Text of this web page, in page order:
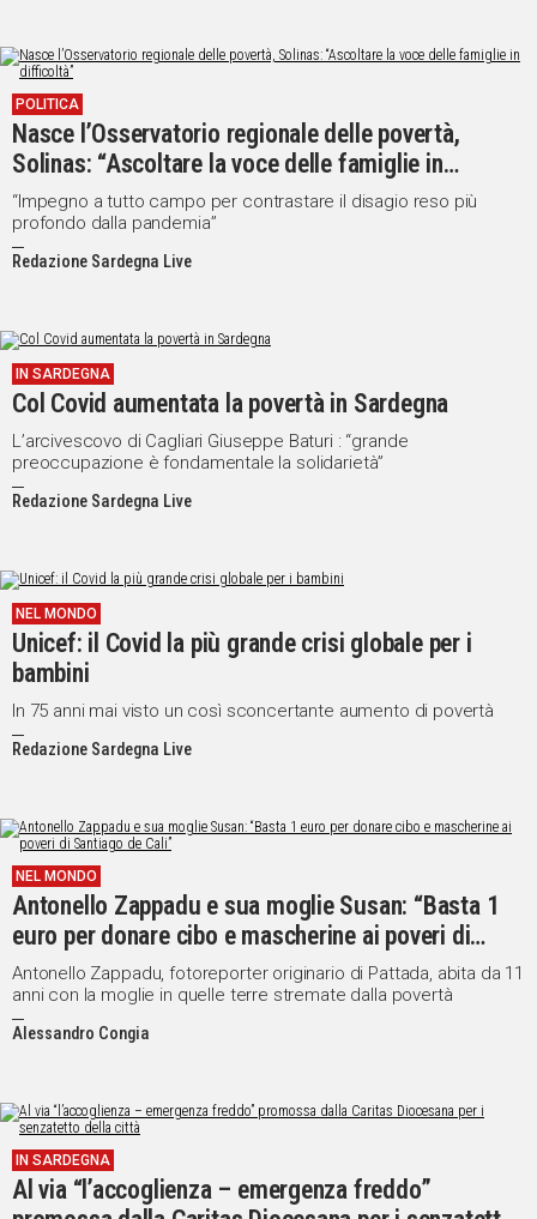
POLITICA
Nasce l’Osservatorio regionale delle povertà,
Solinas: “Ascoltare la voce delle famiglie in
difficoltà”
“Impegno a tutto campo per contrastare il disagio reso più
profondo dalla pandemia”
Redazione Sardegna Live
IN SARDEGNA
Col Covid aumentata la povertà in Sardegna
L’arcivescovo di Cagliari Giuseppe Baturi : “grande
preoccupazione è fondamentale la solidarietà”
Redazione Sardegna Live
NEL MONDO
Unicef: il Covid la più grande crisi globale per i
bambini
In 75 anni mai visto un così sconcertante aumento di povertà
Redazione Sardegna Live
NEL MONDO
Antonello Zappadu e sua moglie Susan: “Basta 1
euro per donare cibo e mascherine ai poveri di
Santiago de Cali”
Antonello Zappadu, fotoreporter originario di Pattada, abita da 11
anni con la moglie in quelle terre stremate dalla povertà
Alessandro Congia
IN SARDEGNA
Al via “l’accoglienza – emergenza freddo”